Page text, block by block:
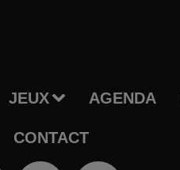
JEUX AGENDA
CONTACT